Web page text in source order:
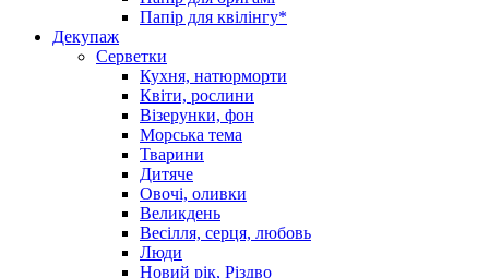
Папір для квілінгу*
Декупаж
Серветки
Кухня, натюрморти
Квіти, рослини
Візерунки, фон
Морська тема
Тварини
Дитяче
Овочі, оливки
Великдень
Весілля, серця, любовь
Люди
Новий рік, Різдво